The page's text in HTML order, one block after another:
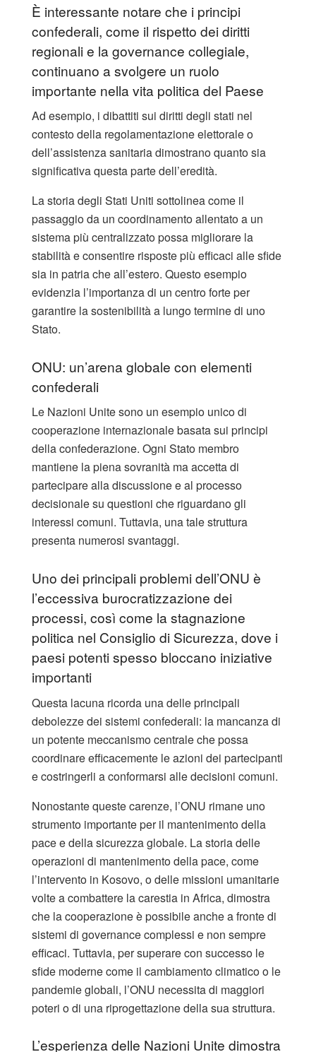
È interessante notare che i principi
confederali, come il rispetto dei diritti
regionali e la governance collegiale,
continuano a svolgere un ruolo
importante nella vita politica del Paese
Ad esempio, i dibattiti sui diritti degli stati nel
contesto della regolamentazione elettorale o
dell’assistenza sanitaria dimostrano quanto sia
significativa questa parte dell’eredità.
La storia degli Stati Uniti sottolinea come il
passaggio da un coordinamento allentato a un
sistema più centralizzato possa migliorare la
stabilità e consentire risposte più efficaci alle sfide
sia in patria che all’estero. Questo esempio
evidenzia l’importanza di un centro forte per
garantire la sostenibilità a lungo termine di uno
Stato.
ONU: un’arena globale con elementi
confederali
Le Nazioni Unite sono un esempio unico di
cooperazione internazionale basata sui principi
della confederazione. Ogni Stato membro
mantiene la piena sovranità ma accetta di
partecipare alla discussione e al processo
decisionale su questioni che riguardano gli
interessi comuni. Tuttavia, una tale struttura
presenta numerosi svantaggi.
Uno dei principali problemi dell’ONU è
l’eccessiva burocratizzazione dei
processi, così come la stagnazione
politica nel Consiglio di Sicurezza, dove i
paesi potenti spesso bloccano iniziative
importanti
Questa lacuna ricorda una delle principali
debolezze dei sistemi confederali: la mancanza di
un potente meccanismo centrale che possa
coordinare efficacemente le azioni dei partecipanti
e costringerli a conformarsi alle decisioni comuni.
Nonostante queste carenze, l’ONU rimane uno
strumento importante per il mantenimento della
pace e della sicurezza globale. La storia delle
operazioni di mantenimento della pace, come
l’intervento in Kosovo, o delle missioni umanitarie
volte a combattere la carestia in Africa, dimostra
che la cooperazione è possibile anche a fronte di
sistemi di governance complessi e non sempre
efficaci. Tuttavia, per superare con successo le
sfide moderne come il cambiamento climatico o le
pandemie globali, l’ONU necessita di maggiori
poteri o di una riprogettazione della sua struttura.
L’esperienza delle Nazioni Unite dimostra